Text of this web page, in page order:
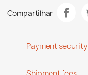
Compartilhar
Payment security